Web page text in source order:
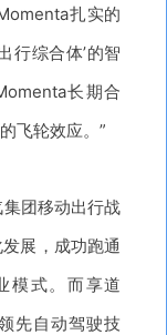
扎实的
行综合体’的智
长期合
飞轮效应。”
团移动出行战
展，成功跑通
模式。而享道
先自动驾驶技